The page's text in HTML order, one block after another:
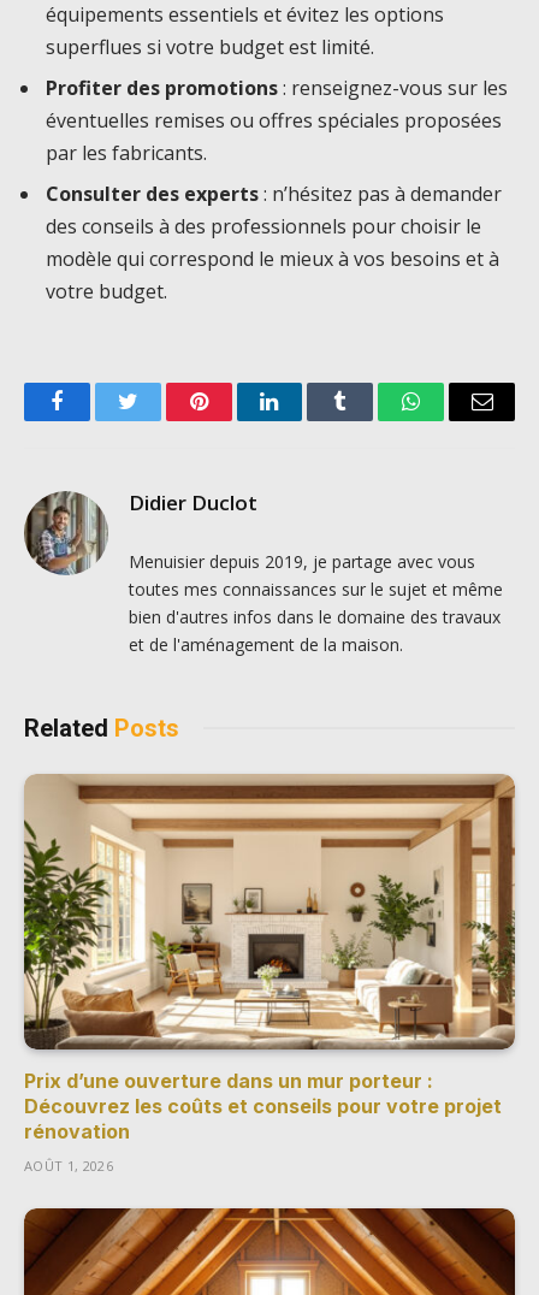
équipements essentiels et évitez les options
superflues si votre budget est limité.
Profiter des promotions: renseignez-vous sur les
éventuelles remises ou offres spéciales proposées
par les fabricants.
Consulter des experts: n’hésitez pas à demander
des conseils à des professionnels pour choisir le
modèle qui correspond le mieux à vos besoins et à
votre budget.
FacebookTwitter PinterestLinkedInTumblr WhatsAppEmail
Didier Duclot
Menuisier depuis 2019, je partage avec vous
toutes mes connaissances sur le sujet et même
bien d'autres infos dans le domaine des travaux
et de l'aménagement de la maison.
Related Posts
Prix d’une ouverture dans un mur porteur :
Découvrez les coûts et conseils pour votre projet
rénovation
AOÛT 1, 2026